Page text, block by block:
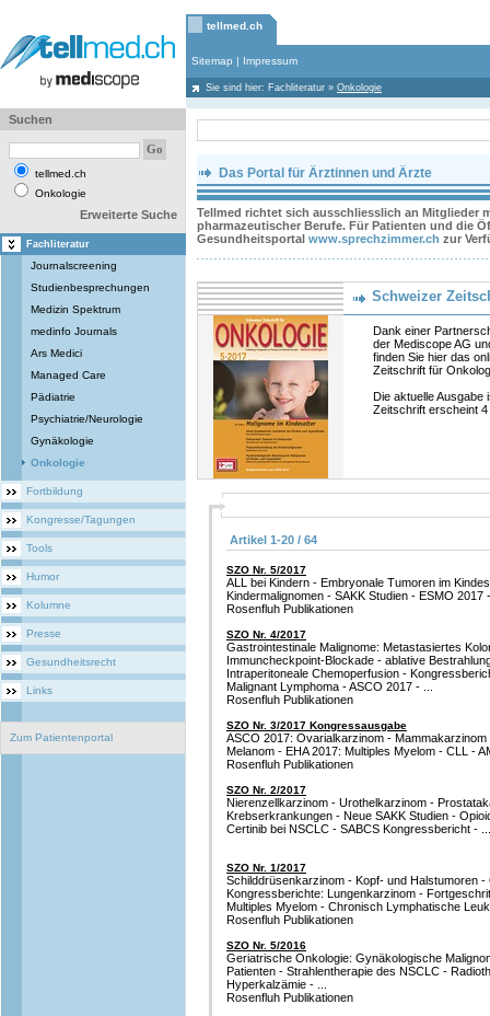
tellmed.ch
Sitemap | Impressum
Sie sind hier: Fachliteratur » Onkologie
Suchen
tellmed.ch
Onkologie
Erweiterte Suche
Fachliteratur
Journalscreening
Studienbesprechungen
Medizin Spektrum
medinfo Journals
Ars Medici
Managed Care
Pädiatrie
Psychiatrie/Neurologie
Gynäkologie
Onkologie
Fortbildung
Kongresse/Tagungen
Tools
Humor
Kolumne
Presse
Gesundheitsrecht
Links
Zum Patientenportal
Das Portal für Ärztinnen und Ärzte
Tellmed richtet sich ausschliesslich an Mitglieder
pharmazeutischer Berufe. Für Patienten und die
Gesundheitsportal www.sprechzimmer.ch zur
Schweizer
Dank einer
der Mediscope AG
finden Sie hier das
Zeitschrift für
Die aktuelle Ausgabe
Zeitschrift erscheint
Artikel 1-20 / 64
SZO Nr. 5/2017
ALL bei Kindern - Embryonale Tumoren im
Kindermalignomen - SAKK Studien - ESMO 2017
Rosenfluh Publikationen
SZO Nr. 4/2017
Gastrointestinale Malignome: Metastasiertes
Immuncheckpoint-Blockade - ablative
Intraperitoneale Chemoperfusion -
Malignant Lymphoma - ASCO 2017 - ...
Rosenfluh Publikationen
SZO Nr. 3/2017 Kongressausgabe
ASCO 2017: Ovarialkarzinom -
Melanom - EHA 2017: Multiples Myelom - CLL -
Rosenfluh Publikationen
SZO Nr. 2/2017
Nierenzellkarzinom - Urothelkarzinom -
Krebserkrankungen - Neue SAKK Studien -
Certinib bei NSCLC - SABCS Kongressbericht - ...
SZO Nr. 1/2017
Schilddrüsenkarzinom - Kopf- und Halstumoren
Kongressberichte: Lungenkarzinom -
Multiples Myelom - Chronisch Lymphatische
Rosenfluh Publikationen
SZO Nr. 5/2016
Geriatrische Onkologie: Gynäkologische
Patienten - Strahlentherapie des NSCLC -
Hyperkalzämie - ...
Rosenfluh Publikationen